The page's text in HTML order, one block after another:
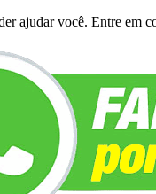
ajudar você. Entre em